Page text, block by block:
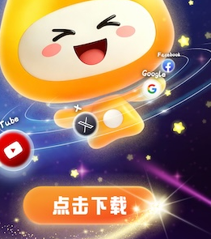
反对 [0]
支持[0] 反对[0]